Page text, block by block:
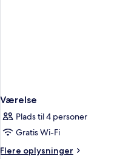
Værelse
Plads til 4 personer
Gratis Wi-Fi
Flere oplysninger
Flere